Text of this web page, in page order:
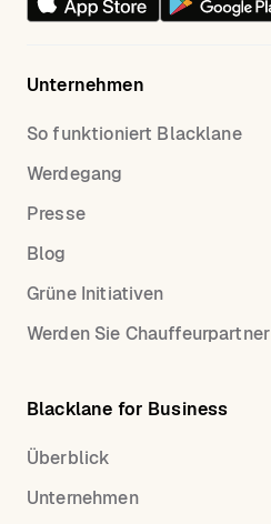
Unternehmen
So funktioniert Blacklane
Werdegang
Presse
Blog
Grüne Initiativen
Werden Sie Chauffeurpartner
Blacklane for Business
Überblick
Unternehmen